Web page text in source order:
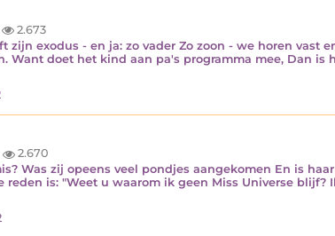
2.673
zijn exodus - en ja: zo vader Zo zoon - we horen vast
Want doet het kind aan pa's programma mee, Dan is
2.670
Was zij opeens veel pondjes aangekomen En is
is: "Weet u waarom ik geen Miss Universe blijf?